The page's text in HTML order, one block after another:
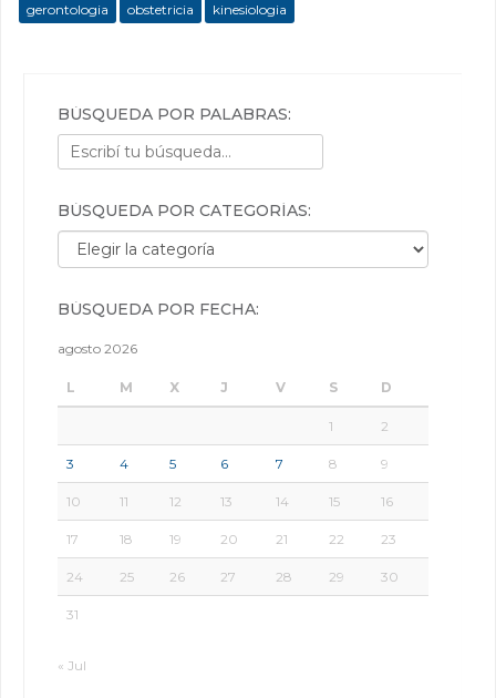
gerontologia
obstetricia kinesiologia
BÚSQUEDA POR PALABRAS:
BÚSQUEDA POR CATEGORÍAS:
Búsqueda por categorías:
BÚSQUEDA POR FECHA:
agosto 2026
L M X J V S D
1 2
3 4 5 6 7 8 9
10 11 12 13 14 15 16
17 18 19 20 21 22 23
24 25 26 27 28 29 30
31
« Jul